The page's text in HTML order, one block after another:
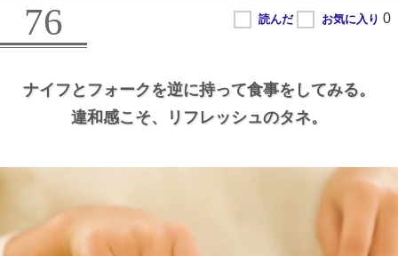
76
ナイフとフォークを逆に持って食事をしてみる。
違和感こそ、
リフレッシュのタネ。